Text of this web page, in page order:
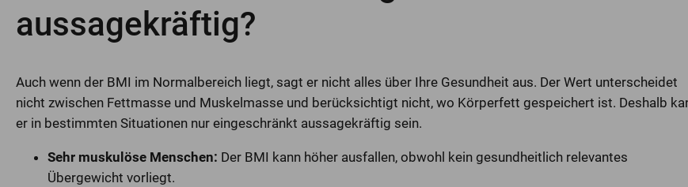
aussagekräftig?
Auch wenn der BMI im Normalbereich liegt, sagt er nicht alles über Ihre Gesundheit aus. Der Wert unterscheidet
nicht zwischen Fettmasse und Muskelmasse und berücksichtigt nicht, wo Körperfett gespeichert ist. Deshalb
er in bestimmten Situationen nur eingeschränkt aussagekräftig sein.
Sehr muskulöse Menschen: Der BMI kann höher ausfallen, obwohl kein gesundheitlich relevantes
Übergewicht vorliegt.